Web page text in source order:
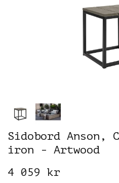
Sidobord Anson,
iron - Artwood
4 059 kr